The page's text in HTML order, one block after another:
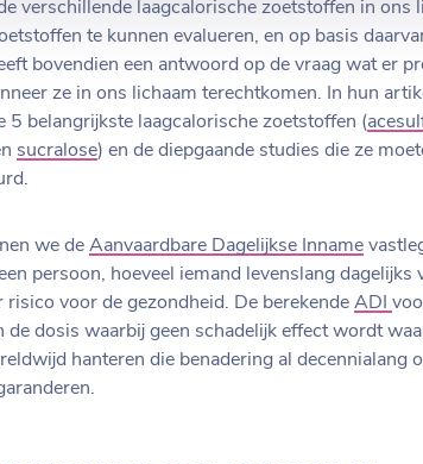
verschillende laagcalorische zoetstoffen in ons
te kunnen evalueren, en op basis
bovendien een antwoord op de vraag wat er
ze in ons lichaam terechtkomen. In hun
5 belangrijkste laagcalorische zoetstoffen (
sucralose) en de diepgaande studies die ze
we de Aanvaardbare Dagelijkse Inname
persoon, hoeveel iemand levenslang dagelijks
voor de gezondheid. De berekende ADI
de dosis waarbij geen schadelijk effect wordt
hanteren die benadering al decennialang